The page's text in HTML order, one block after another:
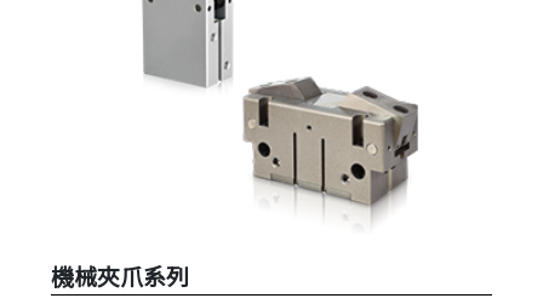
機械夾爪系列